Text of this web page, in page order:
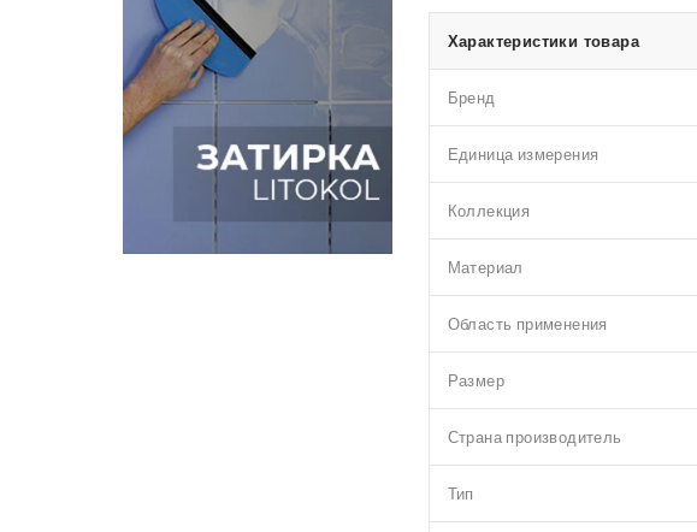
Характеристики товара
Бренд
Единица измерения
Коллекция
Материал
Область применения
Размер
Страна производитель
Тип